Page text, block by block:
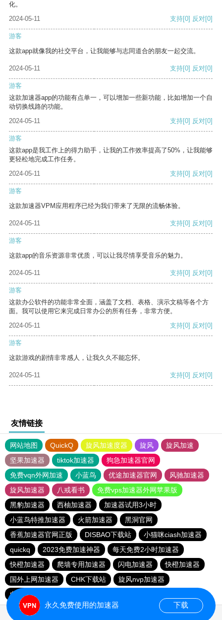
化。
2024-05-11
支持[0] 反对[0]
游客
这款app就像我的社交平台，让我能够与志同道合的朋友一起交流。
2024-05-11 支持[0] 反对[0]
游客
这款加速器app的功能有点单一，可以增加一些新功能，比如增加一个自
动切换线路的功能。
2024-05-11
支持[0] 反对[0]
游客
这款app是我工作上的得力助手，让我的工作效率提高了50%，让我能够
更轻松地完成工作任务。
2024-05-11
支持[0] 反对[0]
游客
这款加速器VPM应用程序已经为我们带来了无限的流畅体验。
2024-05-11 支持[0] 反对[0]
游客
这款app的音乐资源非常优质，可以让我尽情享受音乐的魅力。
2024-05-11 支持[0] 反对[0]
游客
这款办公软件的功能非常全面，涵盖了文档、表格、演示文稿等各个方
面。我可以使用它来完成日常办公的所有任务，非常方便。
2024-05-11
支持[0] 反对[0]
游客
这款游戏的剧情非常感人，让我久久不能忘怀。
2024-05-11 支持[0] 反对[0]
友情链接
网站地图 QuickQ 旋风加速度器 旋风
旋风加速
坚果加速器
tiktok加速器
狗急加速器官网
免费vqn外网加速
小蓝鸟 优途加速器官网
风驰加速器
旋风加速器
八戒看书
免费vps加速器外网苹果版
黑豹加速器
西柚加速器
加速器试用3小时
小蓝鸟特推加速器
火箭加速器
黑洞官网
香蕉加速器官网正版
DISBAO下载站
小猫咪ciash加速器
quickq
2023免费加速神器
每天免费2小时加速器
快橙加速器
爬墙专用加速器 闪电加速器
快橙加速器
国外上网加速器
CHK下载站
旋风nvp加速器
白鲸加速器
永久免费使用的加速器 下载